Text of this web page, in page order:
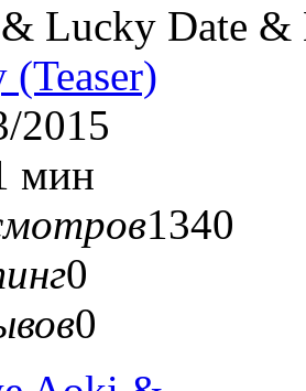
Lucky Date &
2015
мин
1340
0
0